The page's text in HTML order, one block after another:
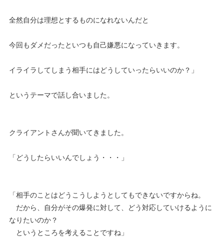
全然自分は理想とするものになれないんだと
今回もダメだったといつも自己嫌悪になっていきます。
イライラしてしまう相手にはどうしていったらいいのか？」
というテーマで話し合いました。
クライアントさんが聞いてきました。
「どうしたらいいんでしょう・・・」
「相手のことはどうこうしようとしてもできないですからね。
だから、自分がその爆発に対して、どう対応していけるように
なりたいのか？
というところを考えることですね」